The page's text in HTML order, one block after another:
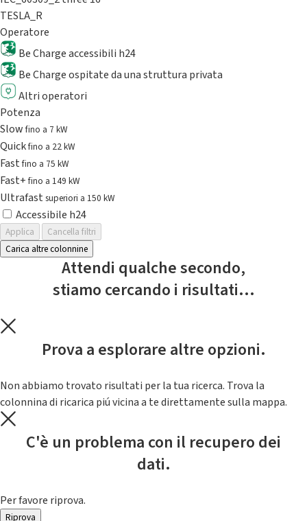
TESLA_R
Operatore
Be Charge accessibili h24
Be Charge ospitate da una struttura privata
Altri operatori
Potenza
Slowfino a 7 kW
Quickfino a 22 kW
Fastfino a 75 kW
Fast+fino a 149 kW
Ultrafast superiori a 150 kW
Accessibile h24
Applica
Cancella filtri
Carica altre colonnine
Attendi qualche secondo,
stiamo cercando i risultati...
Prova a esplorare altre opzioni.
Non abbiamo trovato risultati per la tua ricerca. Trova la
colonnina di ricarica piú vicina a te direttamente sulla mappa.
C'è un problema con il recupero dei
dati.
Per favore riprova.
Riprova